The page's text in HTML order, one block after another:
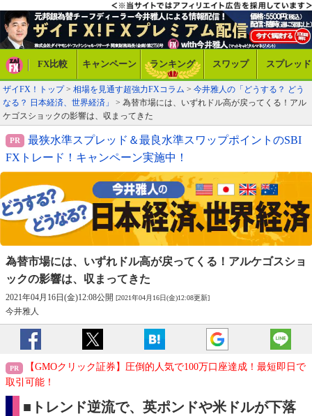
FX比較 キャンペーン ランキング スワップ スプレッド
ザイFX！トップ> 相場を見通す超強力FXコラム > 今井雅人の「どうする？ どう
なる？ 日本経済、世界経済」
> 為替市場には、いずれドル高が戻ってくる！アル
ケゴスショックの影響は、収まってきた
最狭水準スプレッド＆最良水準スワップポイントのSBI
FXトレード！キャンペーン実施中！
為替市場には、いずれドル高が戻ってくる！ アルケゴスショ
ックの影響は、収まってきた
2021年04月16日(金)12:08公開 [2021年04月16日(金)12:08更新]
今井雅人
【GMOクリック証券】圧倒的人気で100万口座達成！最短即日で
取引可能！
■トレンド逆流で、英ポンドや米ドルが下落